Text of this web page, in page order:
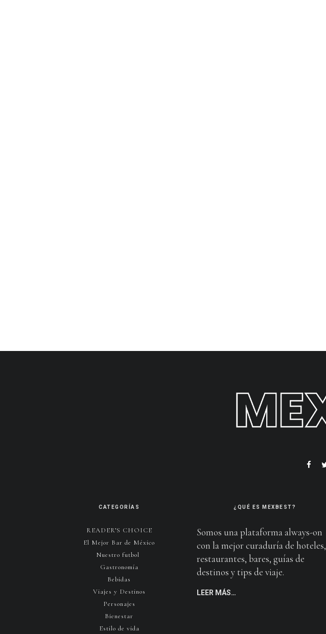
CATEGORÍAS
READER’S CHOICE
El Mejor Bar de México
Nuestro futbol
Gastronomía
Bebidas
Viajes y Destinos
Personajes
Bienestar
Estilo de vida
¿QUÉ ES MEXBEST?
Somos una plataforma always-on
con la mejor curaduría de hoteles,
restaurantes, bares, guías de
destinos y tips de viaje.
LEER MÁS…